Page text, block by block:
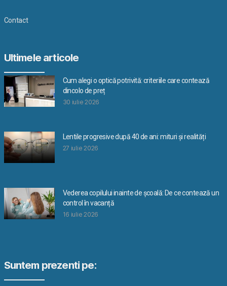
Contact
Ultimele articole
Cum alegi o optică potrivită: criteriile care contează
dincolo de preț
30 iulie 2026
Lentile progresive după 40 de ani: mituri și realități
27 iulie 2026
Vederea copilului inainte de școală: De ce contează un
control în vacanță
16 iulie 2026
Suntem prezenti pe: